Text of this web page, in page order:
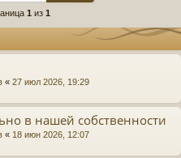
1 из 1
« 27 июл 2026, 19:29
в нашей собственности
« 18 июн 2026, 12:07